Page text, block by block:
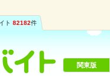
ト 82182件
関東版